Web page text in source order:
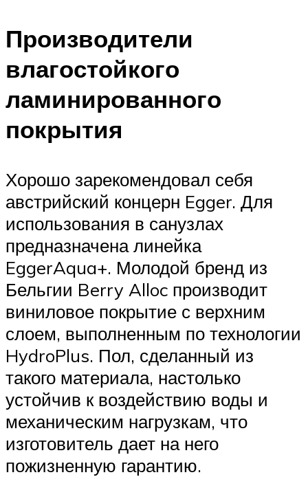
Производители
влагостойкого
ламинированного
покрытия
Хорошо зарекомендовал себя
австрийский концерн Egger. Для
использования в санузлах
предназначена линейка
EggerAqua+. Молодой бренд из
Бельгии Berry Alloc производит
виниловое покрытие с верхним
слоем, выполненным по технологии
HydroPlus. Пол, сделанный из
такого материала, настолько
устойчив к воздействию воды и
механическим нагрузкам, что
изготовитель дает на него
пожизненную гарантию.